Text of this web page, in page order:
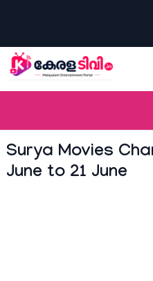
Surya Movies
June to 21 June